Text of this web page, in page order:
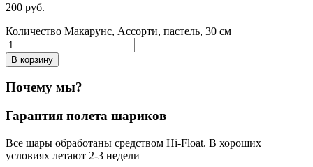
200 руб.
Количество Макарунс, Ассорти, пастель, 30 см
В корзину
Почему мы?
Гарантия полета шариков
Все шары обработаны средством Hi-Float. В хороших
условиях летают 2-3 недели